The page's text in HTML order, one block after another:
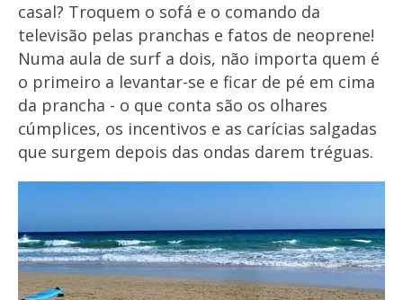
casal? Troquem o sofá e o comando da
televisão pelas pranchas e fatos de neoprene!
Numa aula de surf a dois, não importa quem é
o primeiro a levantar-se e ficar de pé em cima
da prancha - o que conta são os olhares
cúmplices, os incentivos e as carícias salgadas
que surgem depois das ondas darem tréguas.